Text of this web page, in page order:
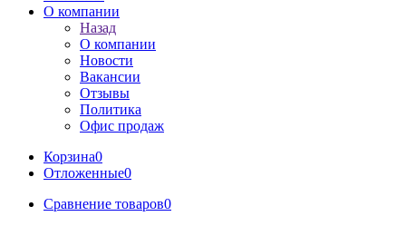
О компании
Назад
О компании
Новости
Вакансии
Отзывы
Политика
Офис продаж
Корзина0
Отложенные0
Сравнение товаров0